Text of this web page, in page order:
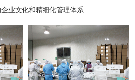
业文化和精细化管理体系